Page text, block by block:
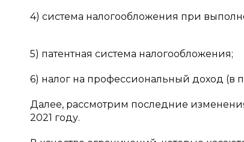
4) система налогообложения при
5) патентная система налогообложения;
6) налог на профессиональный доход (в
Далее, рассмотрим последние
2021 году.